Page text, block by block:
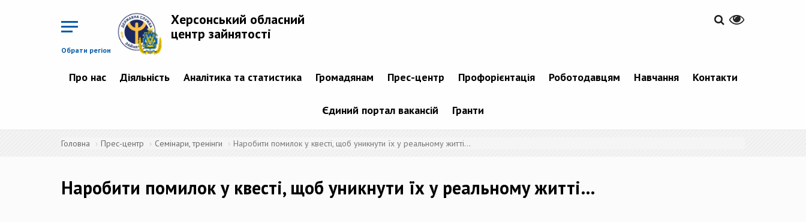
Обрати регіон
Херсонський обласний
центр зайнятості
Про нас Діяльність Аналітика та статистика Громадянам Прес-центр Профорієнтація Роботодавцям Навчання Контакти
Єдиний портал вакансій Гранти
Головна Прес-центр Семінари, тренінги Наробити помилок у квесті, щоб уникнути їх у реальному житті…
Наробити помилок у квесті, щоб уникнути їх у реальному житті…